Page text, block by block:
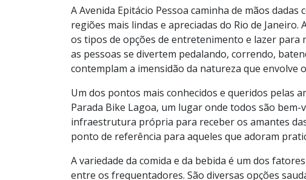
A Avenida Epitácio Pessoa caminha de mãos
regiões mais lindas e apreciadas do Rio de
os tipos de opções de entretenimento e lazer
as pessoas se divertem pedalando, correndo,
contemplam a imensidão da natureza que envolve
Um dos pontos mais conhecidos e queridos pelas
Parada Bike Lagoa, um lugar onde todos são bem-
infraestrutura própria para receber os amantes
ponto de referência para aqueles que adoram
A variedade da comida e da bebida é um dos
entre os frequentadores. São diversas opções